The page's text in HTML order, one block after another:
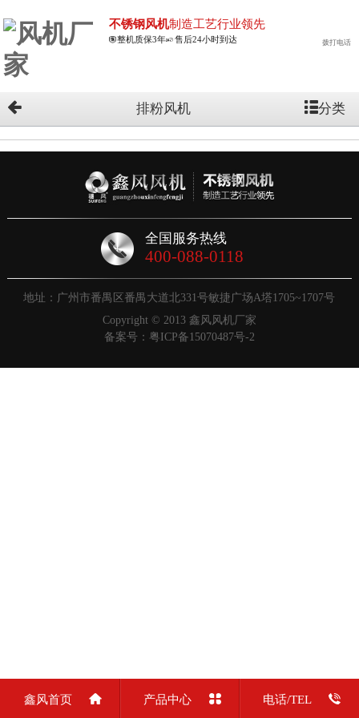
不锈钢风机制造工艺行业领先
整机质保3年 售后24小时到达 拨打电话
排粉风机 分类
全国服务热线
400-088-0118
地址：广州市番禺区番禺大道北331号敏捷广场A塔1705~1707号
Copyright © 2013 鑫风风机厂家
备案号： 粤ICP备15070487号-2
鑫风首页 产品中心 电话/TEL